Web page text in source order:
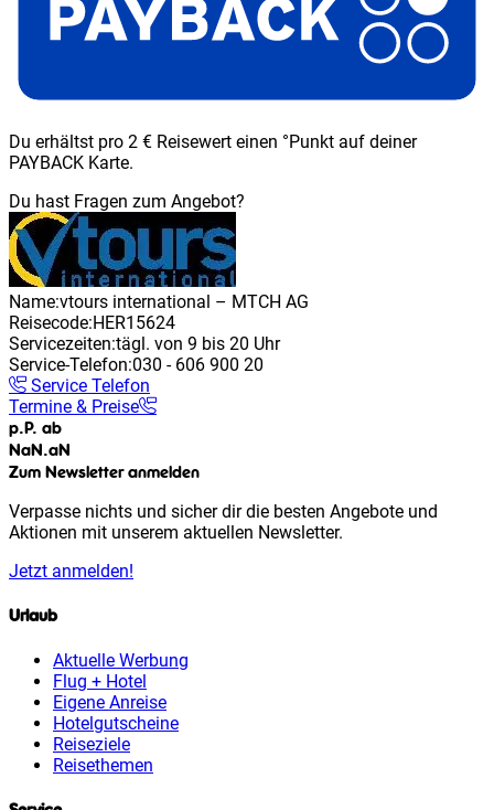
Du erhältst pro 2 € Reisewert einen °Punkt auf deiner
PAYBACK Karte.
Du hast Fragen zum Angebot?
Name:vtours international – MTCH AG
Reisecode:HER15624
Servicezeiten:tägl. von 9 bis 20 Uhr
Service-Telefon:030 - 606 900 20
Service Telefon
Termine & Preise
p.P. ab
NaN.aN
Zum Newsletter anmelden
Verpasse nichts und sicher dir die besten Angebote und
Aktionen mit unserem aktuellen Newsletter.
Jetzt anmelden!
Urlaub
Aktuelle Werbung
Flug + Hotel
Eigene Anreise
Hotelgutscheine
Reiseziele
Reisethemen